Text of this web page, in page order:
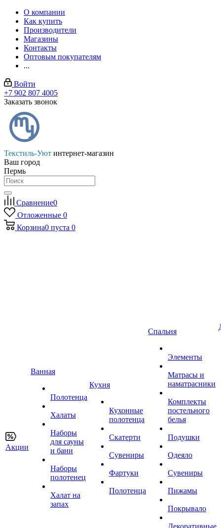
О компании
Как купить
Производители
Магазины
Контакты
Оптовым покупателям
...
Войти
+7 902 807 4005
Заказать звонок
Текстиль-Уют интернет-магазин
Ваш город
Пермь
Сравнение0
Отложенные 0
Корзина0 пуста 0
Акции
Ванная
Полотенца
Халаты
Наборы
для сауны
и бани
Наборы
полотенец
Халат на
запах
Кухня
Кухонные
полотенца
Скатерти
Сувениры
Фартуки
Полотенца
Спальня
Элементы
Матрасы и
наматрасники
Комплекты
постельного
белья
Подушки
Одеяло
Сувениры
Пижамы
Покрывало
Декоративные